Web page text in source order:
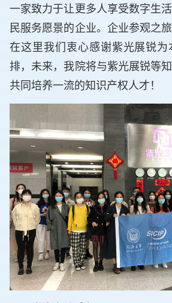
一家致力于让更多人享受数字生
民服务愿景的企业。企业参观之
在这里我们衷心感谢紫光展锐为
排，未来，我院将与紫光展锐等
共同培养一流的知识产权人才！